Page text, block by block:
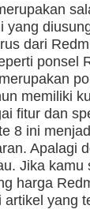
yang
dari
ponsel
memiliki
fitur dan
8 ini
Apalagi
Jika kamu
harga
artikel yang